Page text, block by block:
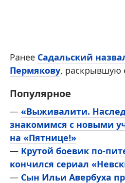
Ранее Садальский
Пермякову, раскрывшую
Популярное
— «Выживалити.
знакомимся с новыми
на «Пятнице!»
— Крутой боевик по-
кончился сериал
— Сын Ильи Авербуха